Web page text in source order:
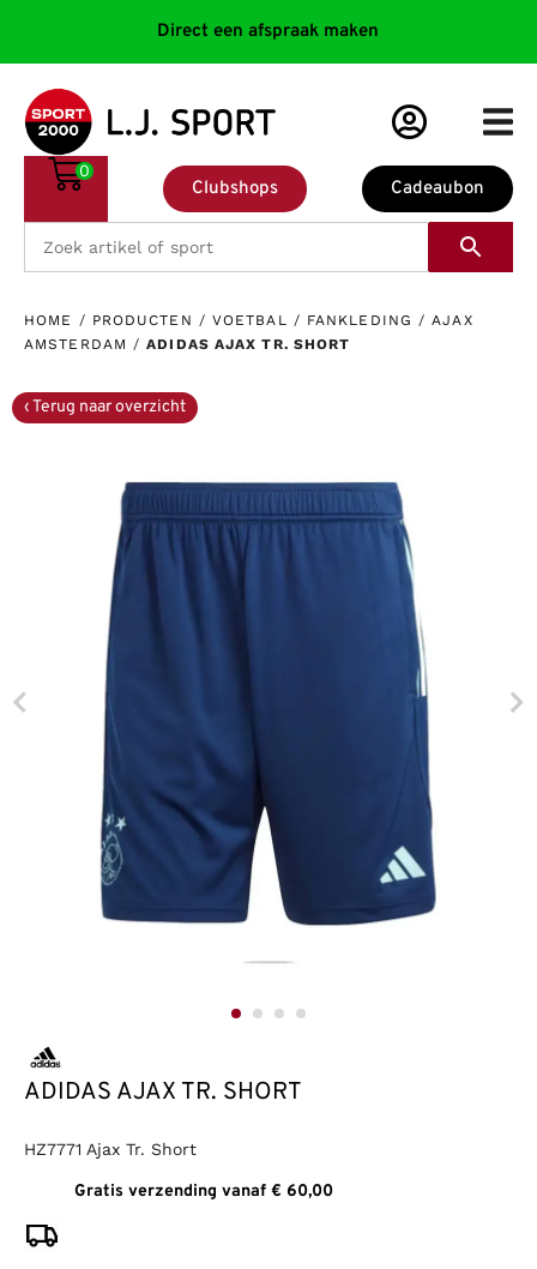
Direct een afspraak maken
Cadeaubon
Clubshops
0
HOME / PRODUCTEN / VOETBAL / FANKLEDING /AJAX
AMSTERDAM /ADIDAS AJAX TR. SHORT
ADIDAS AJAX TR. SHORT
HZ7771 Ajax Tr. Short
Gratis verzending vanaf € 60,00